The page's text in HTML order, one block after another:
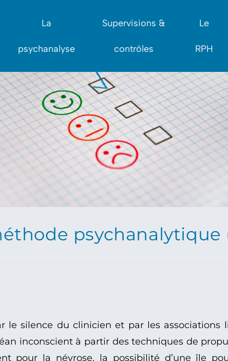
La
psychanalyse
Supervisions &
contrôles
Le
RPH
psychanalytique
le silence du clinicien et par les
inconscient à partir des techniques de
pour la névrose, la possibilité d’une île